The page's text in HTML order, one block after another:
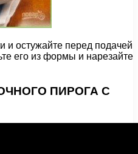
и остужайте перед подачей
его из формы и нарезайте
ПИРОГА С